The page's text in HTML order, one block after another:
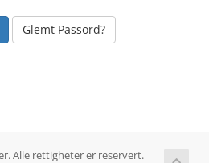
Glemt Passord?
Alle rettigheter er reservert.